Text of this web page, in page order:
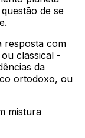
de se
.
resposta com
classical -
da
ortodoxo, ou
mistura